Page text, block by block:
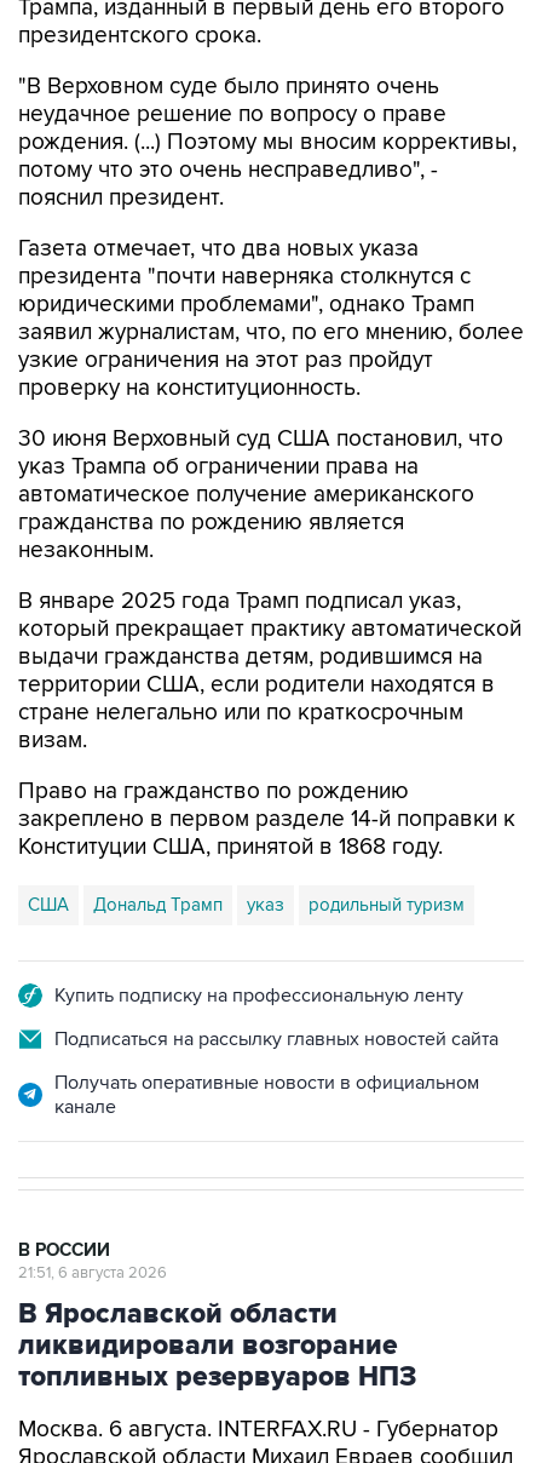
"В Верховном суде было принято очень
рождения. (...) Поэтому мы вносим коррективы,
потому что это очень несправедливо", -
пояснил президент.
Газета отмечает, что два новых указа
юридическими проблемами", однако Трамп
заявил журналистам, что, по его мнению, более
узкие ограничения на этот раз пройдут
проверку на конституционность.
30 июня Верховный суд США постановил, что
автоматическое получение американского
гражданства по рождению является
незаконным.
В январе 2025 года Трамп подписал указ,
выдачи гражданства детям, родившимся на
территории США, если родители находятся в
стране нелегально или по краткосрочным
визам.
Право на гражданство по рождению
Конституции США, принятой в 1868 году.
США Дональд Трамп указ родильный туризм
Подписаться на рассылку главных новостей сайта
Получать оперативные новости в официальном
канале
В Ярославской области
ликвидировали возгорание
топливных резервуаров НПЗ
Москва. 6 августа. INTERFAX.RU - Губернатор
о ликвидации возгорания топливных